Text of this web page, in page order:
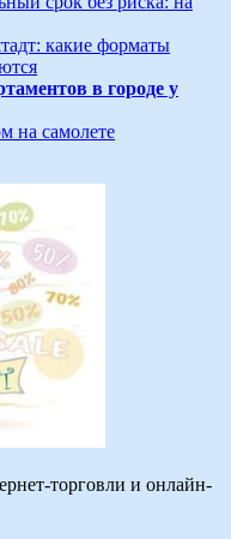
какие форматы
в городе у
на самолете
торговли и онлайн-